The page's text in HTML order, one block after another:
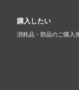
購入したい
消耗品・部品のご購入